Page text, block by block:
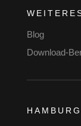
Blog
Download-
HAMBURG